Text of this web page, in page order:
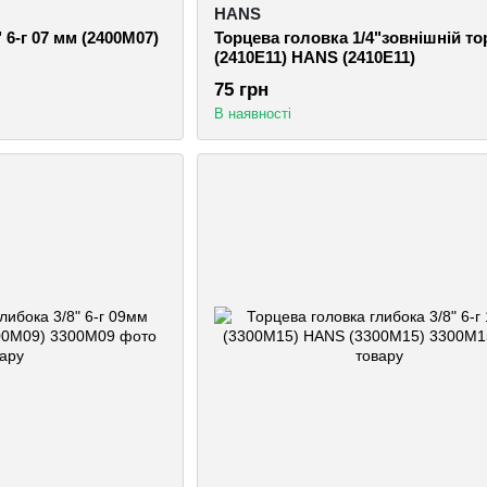
г 07 мм (2400M07)
HANS
Торцева головка 1/4"зовнішній
(2410E11) HANS (2410Е11)
75 грн
В наявності